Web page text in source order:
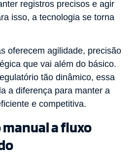
registros precisos e agir
isso, a tecnologia se torna
oferecem agilidade, precisão
que vai além do básico.
tão dinâmico, essa
a diferença para manter a
e competitiva.
manual a fluxo